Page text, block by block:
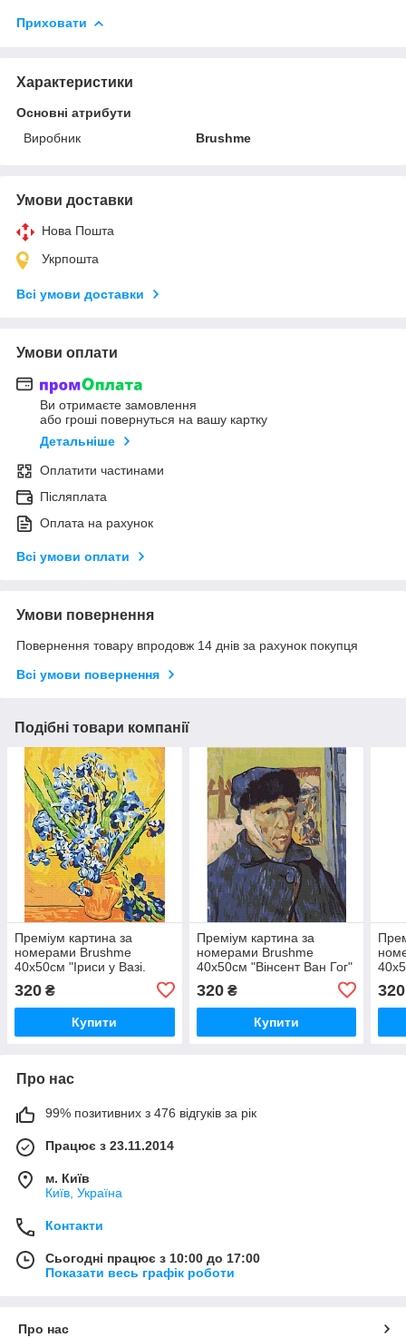
Приховати
Характеристики
Основні атрибути
Виробник
Brushme
Умови доставки
Нова Пошта
Укрпошта
Всі умови доставки
Умови оплати
Ви отримаєте замовлення
або гроші повернуться на вашу картку
Детальніше
Оплатити частинами
Післяплата
Оплата на рахунок
Всі умови оплати
Умови повернення
Повернення товару впродовж 14 днів за рахунок покупця
Всі умови повернення
Подібні товари компанії
Преміум картина за
номерами Brushme
40x50см "Іриси у Вазі.
PBS52876
320 ₴
Купити
Преміум картина за
номерами Brushme
40x50см "Вінсент Ван Гог"
320₴
Купити
320
Про нас
99% позитивних з 476 відгуків за рік
Працює з 23.11.2014
м. Київ
Київ, Україна
Контакти
Сьогодні працює з 10:00 до 17:00
Показати весь графік роботи
Про нас